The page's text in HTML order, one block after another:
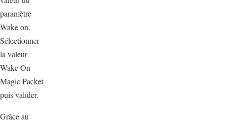
paramètre
Wake on.
Sélectionner
la valeur
Wake On
Magic Packet
puis valider.
Grâce au